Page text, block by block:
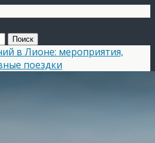
в Лионе: мероприятия,
поездки